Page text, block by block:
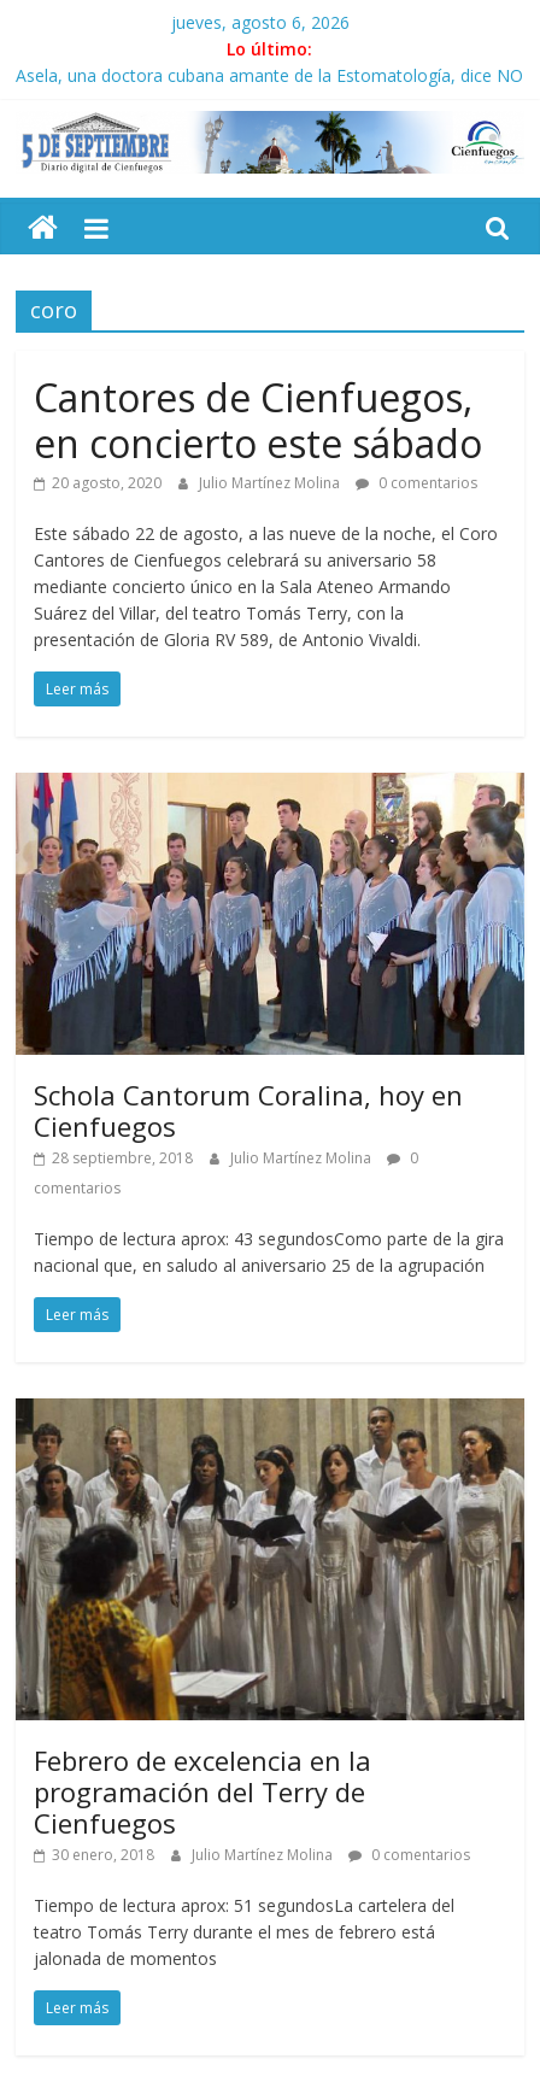
contenido
jueves, agosto 6, 2026
Lo último:
Asela, una doctora cubana amante de la Estomatología, dice NO
Solidaridad sin fronteras: brigada chilena viaja a Cuba con
donativos por el centenario de Fidel
Operación Cuba Va: cien años, cien escuelas
Venezuela
Siguen labores de rescate en escuela con desplome parcial en
Cuba
5
Septiembre
Diario
Cienfuegos,
Cuba
coro
Cantores de Cienfuegos,
en concierto este sábado
20 agosto, 2020 Julio Martínez Molina 0 comentarios
Este sábado 22 de agosto, a las nueve de la noche, el Coro
Cantores de Cienfuegos celebrará su aniversario 58
mediante concierto único en la Sala Ateneo Armando
Suárez del Villar, del teatro Tomás Terry, con la
presentación de Gloria RV 589, de Antonio Vivaldi.
Leer más
Schola Cantorum Coralina, hoy en
Cienfuegos
28 septiembre, 2018 Julio Martínez Molina
0
comentarios
Tiempo de lectura aprox: 43 segundosComo parte de la gira
nacional que, en saludo al aniversario 25 de la agrupación
Leer más
Febrero de excelencia en la
programación del Terry de
Cienfuegos
30 enero, 2018 Julio Martínez Molina 0 comentarios
Tiempo de lectura aprox: 51 segundosLa cartelera del
teatro Tomás Terry durante el mes de febrero está
jalonada de momentos
Leer más